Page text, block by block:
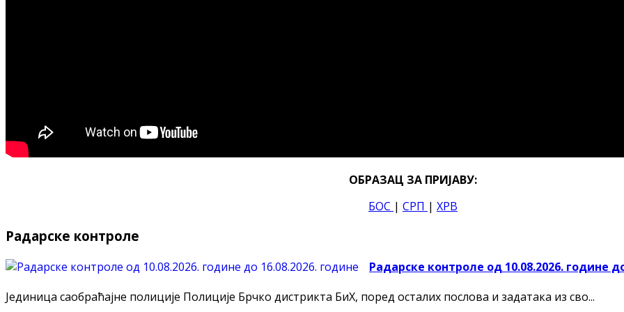
ОБРАЗАЦ ЗА ПРИЈАВУ:
БОС | СРП | ХРВ
Радарске контроле
Радарске контроле од 10.08.2026. године
Јединица саобраћајне полиције Полиције Брчко дистрикта БиХ, поред осталих послова и задатака из сво...